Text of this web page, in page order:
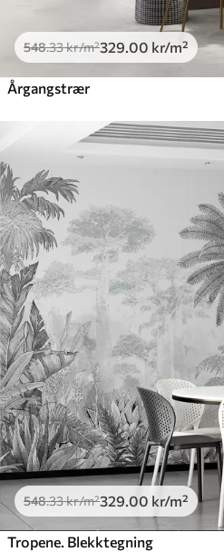
548.33kr/m²329.00 kr/m²
Årgangstrær
548.33kr/m²329.00 kr/m²
Tropene. Blekktegning